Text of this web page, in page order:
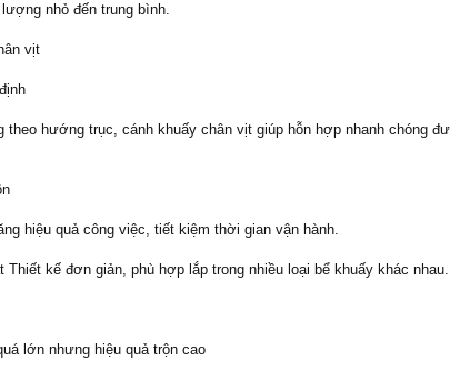
nhỏ đến trung bình.
vịt
theo hướng trục, cánh khuấy chân vịt giúp hỗn hợp nhanh chóng
hiệu quả công việc, tiết kiệm thời gian vận hành.
Thiết kế đơn giản, phù hợp lắp trong nhiều loại bể khuấy khác nhau.
lớn nhưng hiệu quả trộn cao